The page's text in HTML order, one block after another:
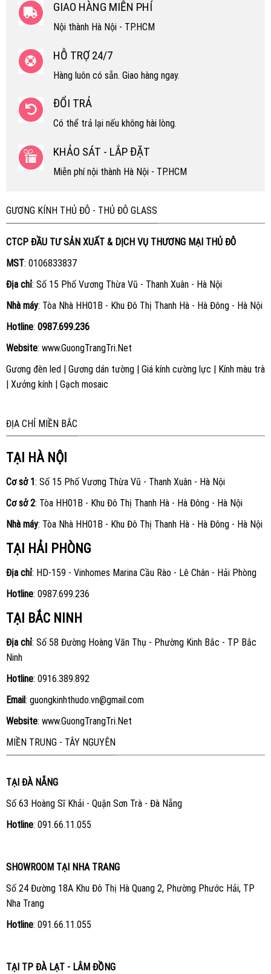
GIAO HÀNG MIỄN PHÍ
Nội thành Hà Nội - TP.HCM
HỖ TRỢ 24/7
Hàng luôn có sẵn. Giao hàng ngay.
ĐỔI TRẢ
Có thể trả lại nếu không hài lòng.
KHẢO SÁT - LẮP ĐẶT
Miễn phí nội thành Hà Nội - TP.HCM
GƯƠNG KÍNH THỦ ĐÔ - THỦ ĐÔ GLASS
CTCP ĐẦU TƯ SẢN XUẤT & DỊCH VỤ THƯƠNG MẠI THỦ ĐÔ
MST: 0106833837
Địa chỉ: Số 15 Phố Vương Thừa Vũ - Thanh Xuân - Hà Nội
Nhà máy: Tòa Nhà HH01B - Khu Đô Thị Thanh Hà - Hà Đông - Hà Nội
Hotline: 0987.699.236
Website: www.GuongTrangTri.Net
Gương đèn led| Gương dán tường| Giá kính cường lực | Kính màu trà
| Xưởng kính| Gạch mosaic
ĐỊA CHỈ MIỀN BẮC
TẠI HÀ NỘI
Cơ sở 1 : Số 15 Phố Vương Thừa Vũ - Thanh Xuân - Hà Nội
Cơ sở 2: Tòa HH01B - Khu Đô Thị Thanh Hà - Hà Đông - Hà Nội
Nhà máy: Tòa Nhà HH01B - Khu Đô Thị Thanh Hà - Hà Đông - Hà Nội
TẠI HẢI PHÒNG
Địa chỉ: HD-159 - Vinhomes Marina Cầu Rào - Lê Chân - Hải Phòng
Hotline: 0987.699.236
TẠI BẮC NINH
Địa chỉ: Số 58 Đường Hoàng Văn Thụ - Phường Kinh Bắc - TP Bắc
Ninh
Hotline: 0916.389.892
Email: guongkinhthudo.vn@gmail.com
Website: www.GuongTrangTri.Net
MIỀN TRUNG - TÂY NGUYÊN
TẠI ĐÀ NẴNG
Số 63 Hoàng Sĩ Khải - Quận Sơn Trà - Đà Nẵng
Hotline: 091.66.11.055
SHOWROOM TẠI NHA TRANG
Số 24 Đường 18A Khu Đô Thị Hà Quang 2, Phường Phước Hải, TP
Nha Trang
Hotline: 091.66.11.055
TẠI TP ĐÀ LẠT - LÂM ĐỒNG